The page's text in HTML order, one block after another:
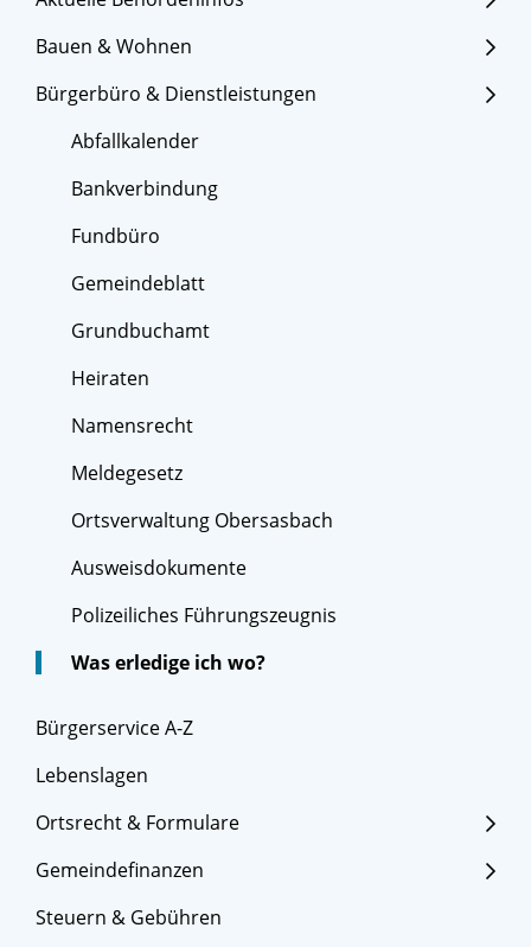
Bauen & Wohnen
Bürgerbüro & Dienstleistungen
Abfallkalender
Bankverbindung
Fundbüro
Gemeindeblatt
Grundbuchamt
Heiraten
Namensrecht
Meldegesetz
Ortsverwaltung Obersasbach
Ausweisdokumente
Polizeiliches Führungszeugnis
Was erledige ich wo?
Bürgerservice A-Z
Lebenslagen
Ortsrecht & Formulare
Gemeindefinanzen
Steuern & Gebühren